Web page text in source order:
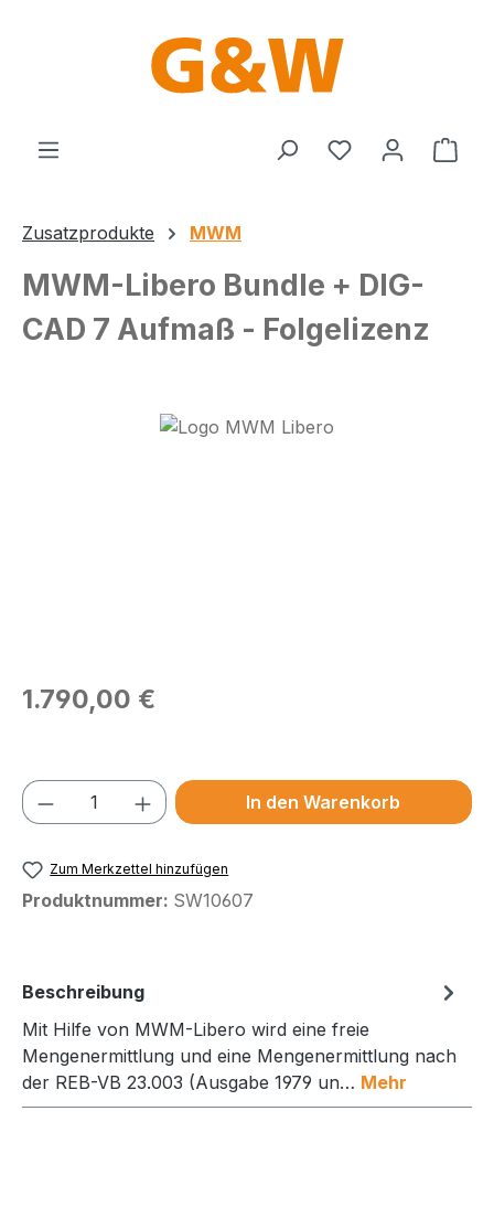
Du hast 0
Zusatzprodukte MWM
MWM-Libero Bundle + DIG-
CAD 7 Aufmaß - Folgelizenz
Bildergalerie überspringen
Regulärer Preis:
1.790,00 €
Produkt Anzahl: Gib den gewünschten
In den Warenkorb
Zum Merkzettel hinzufügen
Produktnummer: SW10607
Beschreibung
Mit Hilfe von MWM-Libero wird eine freie
Mengenermittlung und eine Mengenermittlung nach
der REB-VB 23.003 (Ausgabe 1979 un… Mehr